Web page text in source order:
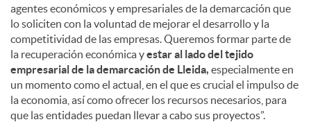
agentes económicos y empresariales de la demarcación que
lo soliciten con la voluntad de mejorar el desarrollo y la
competitividad de las empresas. Queremos formar parte de
la recuperación económica yestar al lado del tejido
empresarial de la demarcación de Lleida, especialmente en
un momento como el actual, en el que es crucial el impulso de
la economia, así como ofrecer los recursos necesarios, para
que las entidades puedan llevar a cabo sus proyectos”.